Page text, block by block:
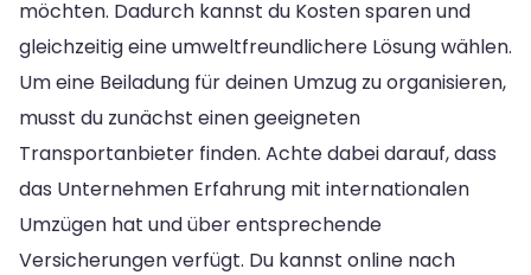
möchten. Dadurch kannst du Kosten sparen und
gleichzeitig eine umweltfreundlichere Lösung wählen.
Um eine Beiladung für deinen Umzug zu organisieren,
musst du zunächst einen geeigneten
Transportanbieter finden. Achte dabei darauf, dass
das Unternehmen Erfahrung mit internationalen
Umzügen hat und über entsprechende
Versicherungen verfügt. Du kannst online nach